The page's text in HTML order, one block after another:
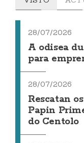
28/07/2026
A odisea
para
28/07/2026
Rescatan
Papin
do Centolo